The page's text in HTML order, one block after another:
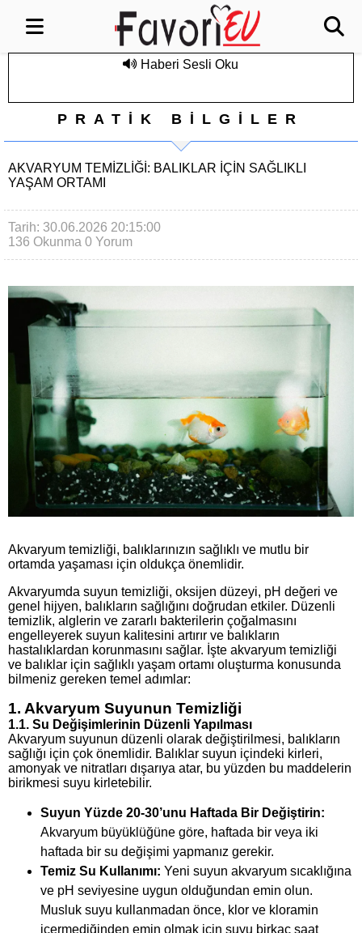
Haberi Sesli Oku
PRATİK BİLGİLER
AKVARYUM TEMIZLIĞI: BALIKLAR İÇIN SAĞLIKLI
YAŞAM ORTAMI
Tarih: 30.06.2026 20:15:00
136 Okunma 0 Yorum
Akvaryum temizliği, balıklarınızın sağlıklı ve mutlu bir
ortamda yaşaması için oldukça önemlidir.
Akvaryumda suyun temizliği, oksijen düzeyi, pH değeri ve
genel hijyen, balıkların sağlığını doğrudan etkiler. Düzenli
temizlik, alglerin ve zararlı bakterilerin çoğalmasını
engelleyerek suyun kalitesini artırır ve balıkların
hastalıklardan korunmasını sağlar. İşte akvaryum temizliği
ve balıklar için sağlıklı yaşam ortamı oluşturma konusunda
bilmeniz gereken temel adımlar:
1. Akvaryum Suyunun Temizliği
1.1. Su Değişimlerinin Düzenli Yapılması
Akvaryum suyunun düzenli olarak değiştirilmesi, balıkların
sağlığı için çok önemlidir. Balıklar suyun içindeki kirleri,
amonyak ve nitratları dışarıya atar, bu yüzden bu maddelerin
birikmesi suyu kirletebilir.
Suyun Yüzde 20-30’unu Haftada Bir Değiştirin:
Akvaryum büyüklüğüne göre, haftada bir veya iki
haftada bir su değişimi yapmanız gerekir.
Temiz Su Kullanımı: Yeni suyun akvaryum sıcaklığına
ve pH seviyesine uygun olduğundan emin olun.
Musluk suyu kullanmadan önce, klor ve kloramin
içermediğinden emin olmak için suyu birkaç saat